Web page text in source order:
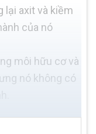
lại axit và kiềm
của nó
môi hữu cơ và
nó không có